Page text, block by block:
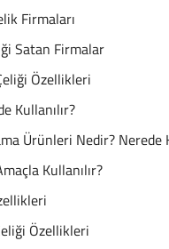
Firmaları
Satan Firmalar
Özellikleri
Kullanılır?
Ürünleri Nedir? Nerede
Kullanılır?
Özellikleri